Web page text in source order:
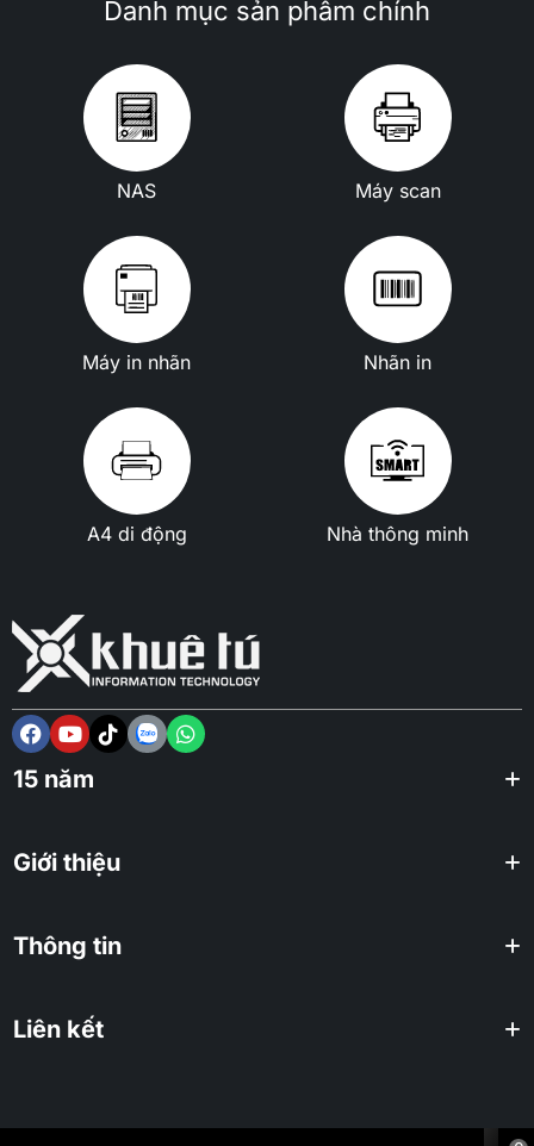
Danh mục sản phẩm chính
NAS Máy scan
Máy in nhãn Nhãn in
A4 di động Nhà thông minh
15 năm
Giới thiệu
Thông tin
Liên kết